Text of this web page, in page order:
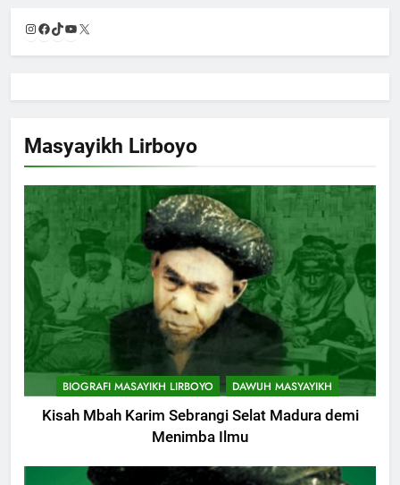
Instagram
Facebook
TikTok
YouTube
Masyayikh Lirboyo
BIOGRAFI MASAYIKH LIRBOYO DAWUH MASYAYIKH
Kisah Mbah Karim Sebrangi Selat Madura demi
Menimba Ilmu